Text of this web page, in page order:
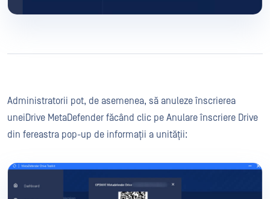
Administratorii pot, de asemenea, să anuleze înscrierea
uneiDrive MetaDefender făcând clic pe Anulare înscriere Drive
din fereastra pop-up de informații a unității: